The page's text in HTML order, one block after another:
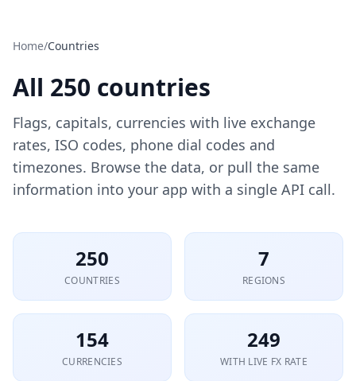
Home/Countries
All 250 countries
Flags, capitals, currencies with live exchange
rates, ISO codes, phone dial codes and
timezones. Browse the data, or pull the same
information into your app with a single API call.
250
COUNTRIES
7
REGIONS
154
CURRENCIES
249
WITH LIVE FX RATE